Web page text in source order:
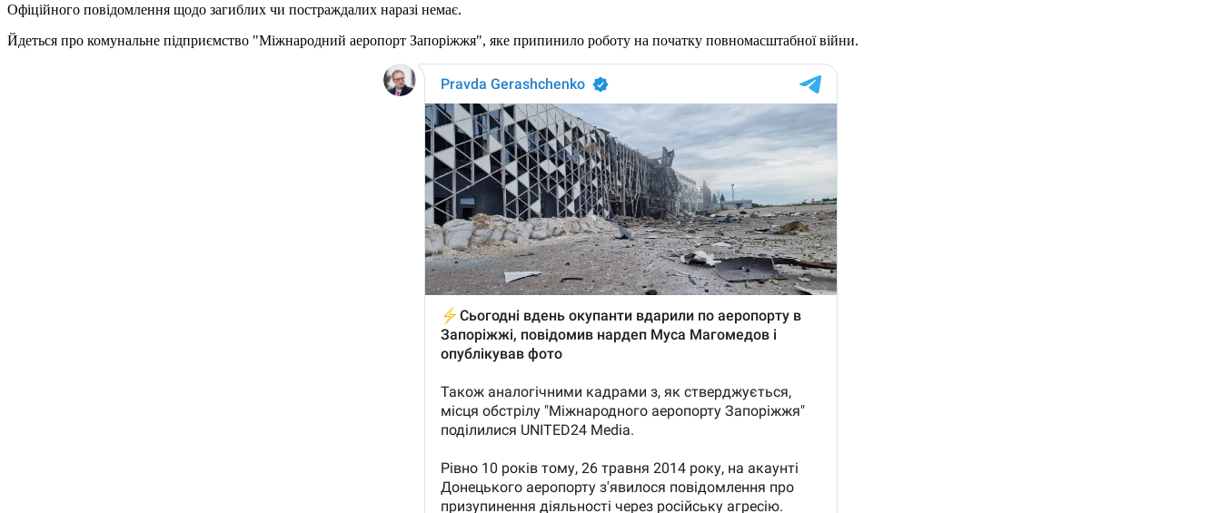
Офіційного повідомлення щодо загиблих чи постраждалих наразі немає.
Йдеться про комунальне підприємство "Міжнародний аеропорт Запоріжжя", яке припинило роботу на початку повномасштабної війни.